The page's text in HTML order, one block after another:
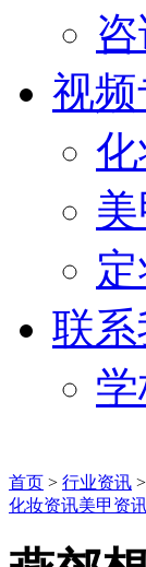
视
联系
首页 > 行业资讯 >
化妆资讯美甲资